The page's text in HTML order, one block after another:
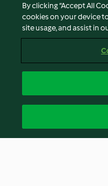
By clicking “Accept All
cookies on your device
site usage, and assist in